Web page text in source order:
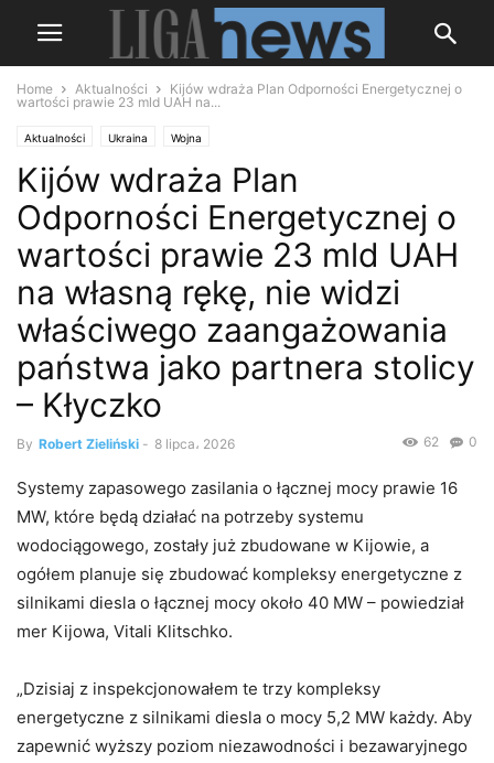
Home Aktualności
Kijów wdraża Plan Odporności Energetycznej o
wartości prawie 23 mld UAH na...
Aktualności Ukraina Wojna
Kijów wdraża Plan
Odporności Energetycznej o
wartości prawie 23 mld UAH
na własną rękę, nie widzi
właściwego zaangażowania
państwa jako partnera stolicy
– Kłyczko
By Robert Zieliński - 8 lipca، 2026 0
62
Systemy zapasowego zasilania o łącznej mocy prawie 16
MW, które będą działać na potrzeby systemu
wodociągowego, zostały już zbudowane w Kijowie, a
ogółem planuje się zbudować kompleksy energetyczne z
silnikami diesla o łącznej mocy około 40 MW – powiedział
mer Kijowa, Vitali Klitschko.
„Dzisiaj z inspekcjonowałem te trzy kompleksy
energetyczne z silnikami diesla o mocy 5,2 MW każdy. Aby
zapewnić wyższy poziom niezawodności i bezawaryjnego